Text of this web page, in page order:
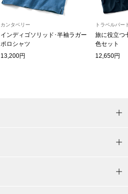
スカーフ／ス
手袋
サングラス／
カンタベリー
インディゴソリッド･半袖ラガー
ポロシャツ
13,200円
トラベルパー
旅に役立つ
色セット
12,650円